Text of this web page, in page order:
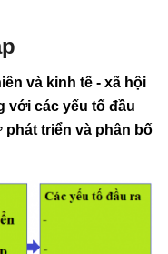
và kinh tế - xã hội
với các yếu tố đầu
triển và phân bố